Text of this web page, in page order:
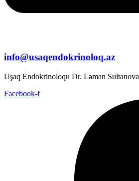
info@usaqendokrinoloq.az
Uşaq Endokrinoloqu Dr. Ləman Sultanova
Facebook-f